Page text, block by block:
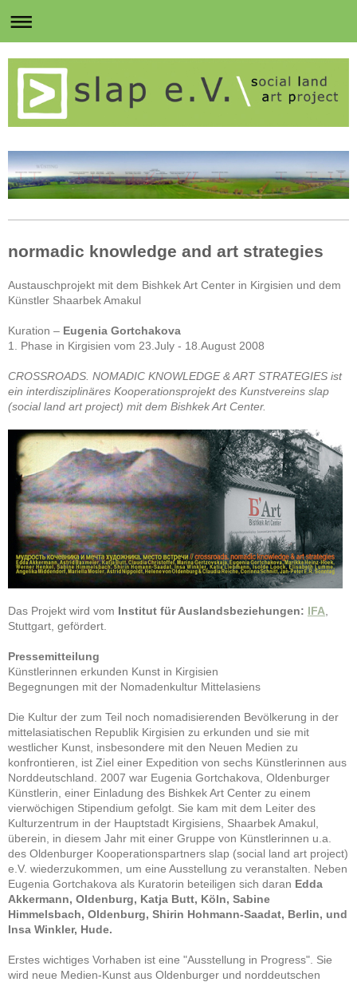
normadic knowledge and art strategies
Austauschprojekt mit dem Bishkek Art Center in Kirgisien und dem
Künstler Shaarbek Amakul
Kuration – Eugenia Gortchakova
1. Phase in Kirgisien vom 23.July - 18.August 2008
CROSSROADS. NOMADIC KNOWLEDGE & ART STRATEGIES ist
ein interdisziplinäres Kooperationsprojekt des Kunstvereins slap
(social land art project) mit dem Bishkek Art Center.
Das Projekt wird vom Institut für Auslandsbeziehungen: IFA
Stuttgart, gefördert.
Pressemitteilung
Künstlerinnen erkunden Kunst in Kirgisien
Begegnungen mit der Nomadenkultur Mittelasiens
Die Kultur der zum Teil noch nomadisierenden Bevölkerung in der
mittelasiatischen Republik Kirgisien zu erkunden und sie mit
westlicher Kunst, insbesondere mit den Neuen Medien zu
konfrontieren, ist Ziel einer Expedition von sechs Künstlerinnen aus
Norddeutschland. 2007 war Eugenia Gortchakova, Oldenburger
Künstlerin, einer Einladung des Bishkek Art Center zu einem
vierwöchigen Stipendium gefolgt. Sie kam mit dem Leiter des
Kulturzentrum in der Hauptstadt Kirgisiens, Shaarbek Amakul,
überein, in diesem Jahr mit einer Gruppe von Künstlerinnen u.a.
des Oldenburger Kooperationspartners slap (social land art project)
e.V. wiederzukommen, um eine Ausstellung zu veranstalten. Neben
Eugenia Gortchakova als Kuratorin beteiligen sich daran Edda
Akkermann, Oldenburg, Katja Butt, Köln, Sabine
Himmelsbach, Oldenburg, Shirin Hohmann-Saadat, Berlin, und
Insa Winkler, Hude.
Erstes wichtiges Vorhaben ist eine "Ausstellung in Progress". Sie
wird neue Medien-Kunst aus Oldenburger und norddeutschen